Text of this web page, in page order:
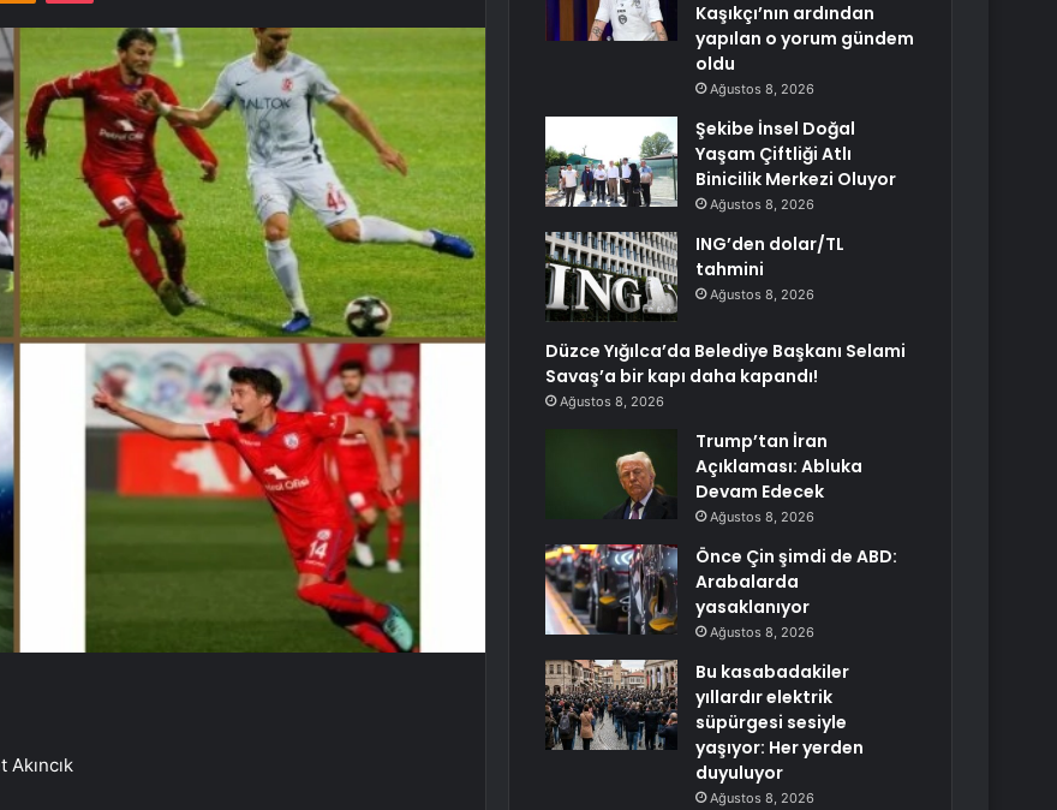
Kaşıkçı’nın ardından
yapılan o yorum gündem
oldu
Ağustos 8, 2026
Şekibe İnsel Doğal
Yaşam Çiftliği Atlı
Binicilik Merkezi Oluyor
Ağustos 8, 2026
ING’den dolar/TL
tahmini
Ağustos 8, 2026
Düzce Yığılca’da Belediye Başkanı Selami
Savaş’a bir kapı daha kapandı!
Ağustos 8, 2026
Trump’tan İran
Açıklaması: Abluka
Devam Edecek
Ağustos 8, 2026
Önce Çin şimdi de ABD:
Arabalarda
yasaklanıyor
Ağustos 8, 2026
Bu kasabadakiler
yıllardır elektrik
süpürgesi sesiyle
yaşıyor: Her yerden
duyuluyor
Ağustos 8, 2026